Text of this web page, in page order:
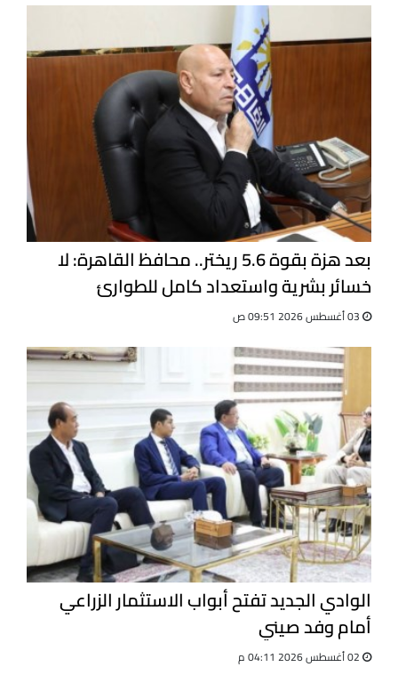
بعد هزة بقوة 5.6 ريختر.. محافظ القاهرة: لا
خسائر بشرية واستعداد كامل للطوارئ
الوادي الجديد تفتح أبواب الاستثمار الزراعي
أمام وفد صيني